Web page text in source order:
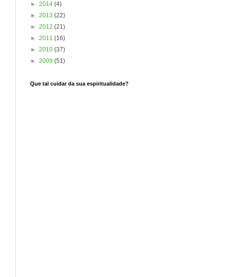
► 2014 (4)
► 2013 (22)
► 2012 (21)
► 2011 (16)
► 2010 (37)
► 2009 (51)
Que tal cuidar da sua espiritualidade?